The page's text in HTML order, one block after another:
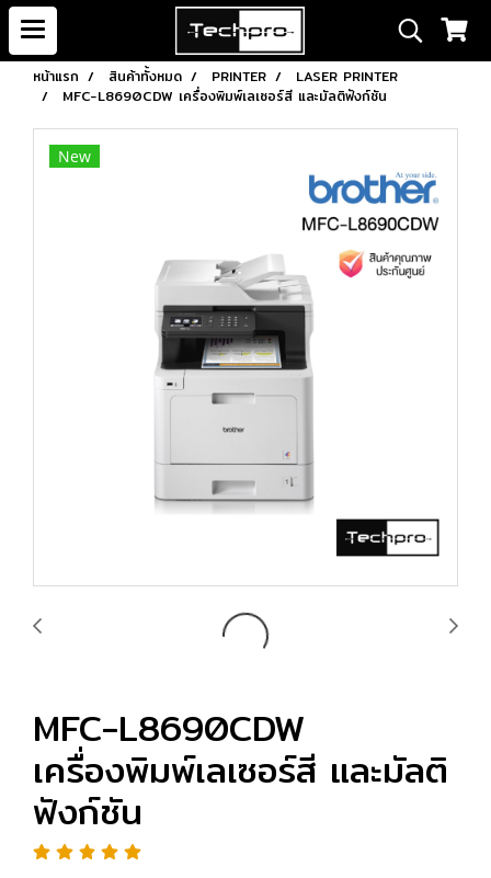
หน้าแรก สินค้าทั้งหมด PRINTER
LASER PRINTER
MFC-L8690CDW เครื่องพิมพ์เลเซอร์สี และมัลติฟังก์ชัน
New
MFC-L8690CDW
เครื่องพิมพ์เลเซอร์สี และมัลติ
ฟังก์ชัน